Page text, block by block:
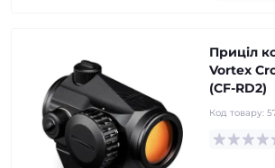
Приціл
Vortex
(CF-RD2)
Код товару: